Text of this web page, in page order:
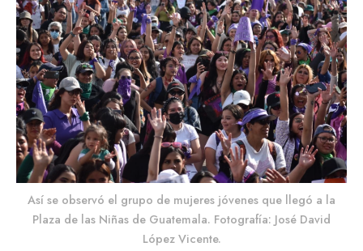
Así se observó el grupo de mujeres jóvenes que llegó a la
Plaza de las Niñas de Guatemala. Fotografía: José David
López Vicente.